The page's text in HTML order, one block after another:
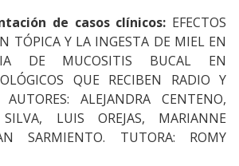
de casos clínicos: EFECTOS
TÓPICA Y LA INGESTA DE MIEL EN
DE MUCOSITIS BUCAL EN
QUE RECIBEN RADIO Y
AUTORES: ALEJANDRA CENTENO,
LUIS OREJAS, MARIANNE
SARMIENTO. TUTORA: ROMY